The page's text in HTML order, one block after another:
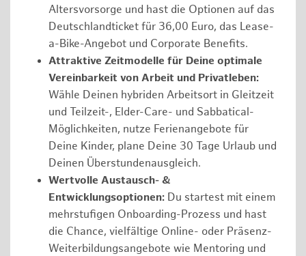
Altersvorsorge und hast die Optionen auf das
Deutschlandticket für 36,00 Euro, das Lease-
a-Bike-Angebot und Corporate Benefits.
Attraktive Zeitmodelle für Deine optimale
Vereinbarkeit von Arbeit und Privatleben:
Wähle Deinen hybriden Arbeitsort in Gleitzeit
und Teilzeit-, Elder-Care- und Sabbatical-
Möglichkeiten, nutze Ferienangebote für
Deine Kinder, plane Deine 30 Tage Urlaub und
Deinen Überstundenausgleich.
Wertvolle Austausch- &
Entwicklungsoptionen: Du startest mit einem
mehrstufigen Onboarding-Prozess und hast
die Chance, vielfältige Online- oder Präsenz-
Weiterbildungsangebote wie Mentoring und